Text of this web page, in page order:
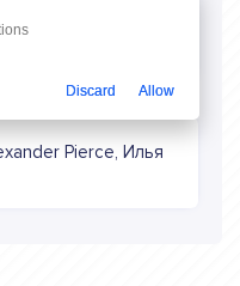
онлайн
Pierce, Илья
Discard Allow